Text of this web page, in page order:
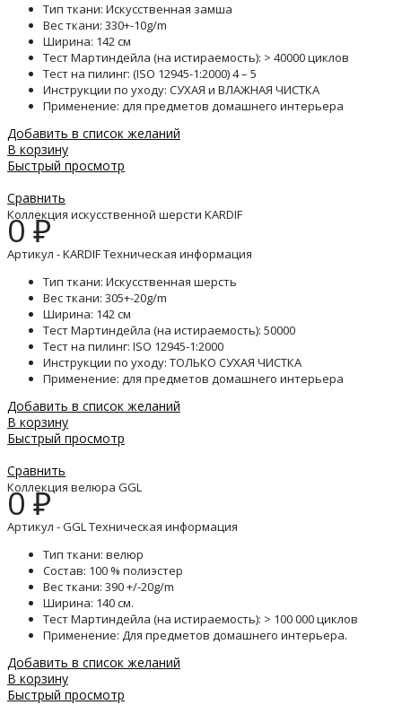
Тип ткани: Искусственная замша
Вес ткани: 330+-10g/m
Ширина: 142 см
Тест Мартиндейла (на истираемость): > 40000 циклов
Тест на пилинг: (ISO 12945-1:2000) 4 – 5
Инструкции по уходу: СУХАЯ и ВЛАЖНАЯ ЧИСТКА
Применение: для предметов домашнего интерьера
Добавить в список желаний
В корзину
Быстрый просмотр
Сравнить
Коллекция искусственной шерсти KARDIF
0₽
Артикул - KARDIF Техническая информация
Тип ткани: Искусственная шерсть
Вес ткани: 305+-20g/m
Ширина: 142 см
Тест Мартиндейла (на истираемость): 50000
Тест на пилинг: ISO 12945-1:2000
Инструкции по уходу: ТОЛЬКО СУХАЯ ЧИСТКА
Применение: для предметов домашнего интерьера
Добавить в список желаний
В корзину
Быстрый просмотр
Сравнить
Коллекция велюра GGL
0₽
Артикул - GGL Техническая информация
Тип ткани: велюр
Состав: 100 % полиэстер
Вес ткани: 390 +/-20g/m
Ширина: 140 см.
Тест Мартиндейла (на истираемость): > 100 000 циклов
Применение: Для предметов домашнего интерьера.
Добавить в список желаний
В корзину
Быстрый просмотр